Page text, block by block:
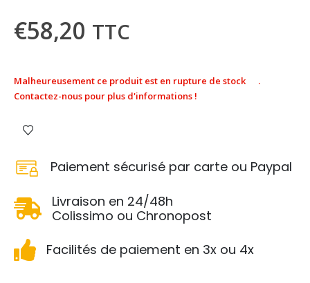
€58,20 TTC
Malheureusement ce produit est en rupture de stock
.
Contactez-nous pour plus d'informations !
Paiement sécurisé par carte ou Paypal
Livraison en 24/48h
Colissimo ou Chronopost
Facilités de paiement en 3x ou 4x